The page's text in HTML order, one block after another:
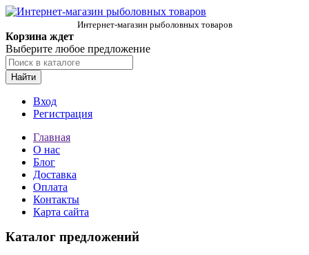
Интернет-магазин рыболовных товаров
Корзина ждет
Выберите любое предложение
Найти
Вход
Регистрация
Главная
О нас
Блог
Доставка
Оплата
Контакты
Карта сайта
Каталог предложений